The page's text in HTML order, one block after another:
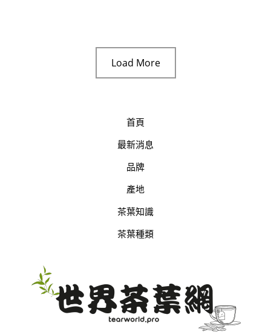
Load More
首頁
最新消息
品牌
產地
茶葉知識
茶葉種類